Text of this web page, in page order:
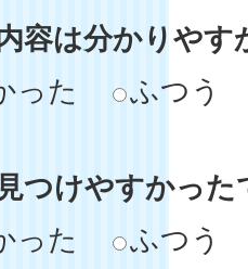
容は分かりやす
った
ふつう
つけやすかった
った
ふつう